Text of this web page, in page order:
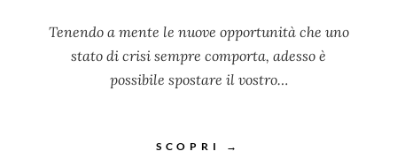
Tenendo a mente le nuove opportunità che uno
stato di crisi sempre comporta, adesso è
possibile spostare il vostro…
SCOPRI →